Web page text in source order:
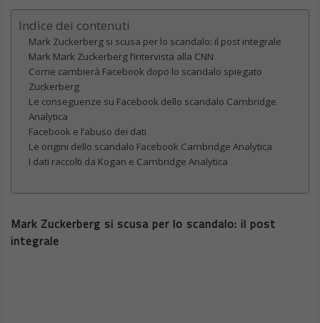
Indice dei contenuti
Mark Zuckerberg si scusa per lo scandalo: il post integrale
Mark Mark Zuckerberg l’intervista alla CNN
Come cambierà Facebook dopo lo scandalo spiegato
Zuckerberg
Le conseguenze su Facebook dello scandalo Cambridge
Analytica
Facebook e l’abuso dei dati
Le origini dello scandalo Facebook Cambridge Analytica
I dati raccolti da Kogan e Cambridge Analytica
Mark Zuckerberg si scusa per lo scandalo: il post
integrale